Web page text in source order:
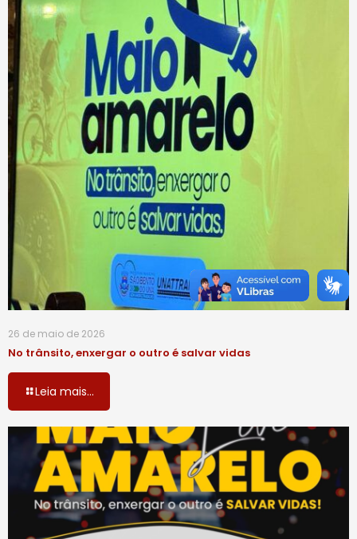
26 de maio de 2026
No trânsito, enxergar o outro é salvar vidas
Leia mais...